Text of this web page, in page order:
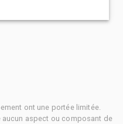
ont une portée limitée.
aucun aspect ou composant de